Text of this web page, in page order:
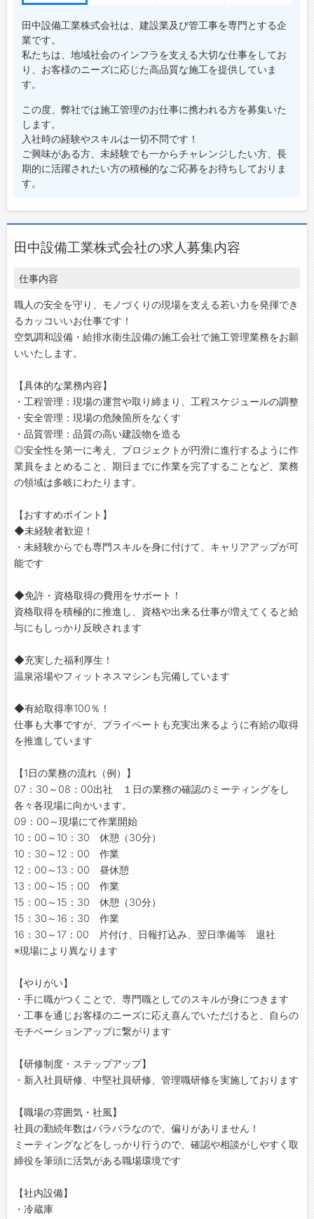
田中設備工業株式会社は、建設業及び管工事を専門とする企
業です。
私たちは、地域社会のインフラを支える大切な仕事をしてお
り、お客様のニーズに応じた高品質な施工を提供していま
す。
この度、弊社では施工管理のお仕事に携われる方を募集いた
します。
入社時の経験やスキルは一切不問です！
ご興味がある方、未経験でも一からチャレンジしたい方、長
期的に活躍されたい方の積極的なご応募をお待ちしておりま
す。
田中設備工業株式会社の求人募集内容
仕事内容
職人の安全を守り、モノづくりの現場を支える若い力を発揮でき
るカッコいいお仕事です！
空気調和設備・給排水衛生設備の施工会社で施工管理業務をお願
いいたします。
【具体的な業務内容】
・工程管理：現場の運営や取り締まり、工程スケジュールの調整
・安全管理：現場の危険箇所をなくす
・品質管理：品質の高い建設物を造る
◎安全性を第一に考え、プロジェクトが円滑に進行するように作
業員をまとめること、期日までに作業を完了することなど、業務
の領域は多岐にわたります。
【おすすめポイント】
◆未経験者歓迎！
・未経験からでも専門スキルを身に付けて、キャリアアップが可
能です
◆免許・資格取得の費用をサポート！
資格取得を積極的に推進し、資格や出来る仕事が増えてくると給
与にもしっかり反映されます
◆充実した福利厚生！
温泉浴場やフィットネスマシンも完備しています
◆有給取得率100％！
仕事も大事ですが、プライベートも充実出来るように有給の取得
を推進しています
【1日の業務の流れ（例）】
07：30～08：00出社 １日の業務の確認のミーティングをし
各々各現場に向かいます。
09：00～現場にて作業開始
10：00～10：30 休憩（30分）
10：30～12：00 作業
12：00～13：00 昼休憩
13：00～15：00 作業
15：00～15：30 休憩（30分）
15：30～16：30 作業
16：30～17：00 片付け、日報打込み、翌日準備等 退社
※現場により異なります
【やりがい】
・手に職がつくことで、専門職としてのスキルが身につきます
・工事を通じお客様のニーズに応え喜んでいただけると、自らの
モチベーションアップに繋がります
【研修制度・ステップアップ】
・新入社員研修、中堅社員研修、管理職研修を実施しております
【職場の雰囲気・社風】
社員の勤続年数はバラバラなので、偏りがありません！
ミーティングなどをしっかり行うので、確認や相談がしやすく取
締役を筆頭に活気がある職場環境です
【社内設備】
・冷蔵庫